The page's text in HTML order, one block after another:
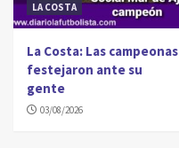
LA COSTA
La Costa: Las campeonas
festejaron ante su
gente
03/08/2026